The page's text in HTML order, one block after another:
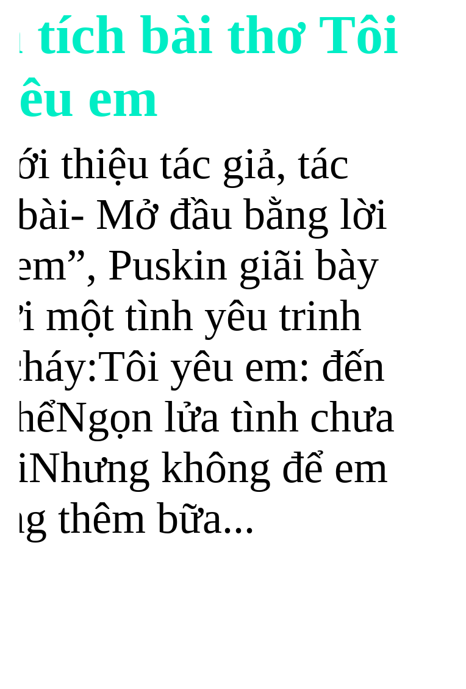
tích bài thơ Tôi
em
thiệu tác giả, tác
bài- Mở đầu bằng lời
Puskin giãi bày
một tình yêu trinh
yêu em: đến
lửa tình chưa
không để em
thêm bữa...